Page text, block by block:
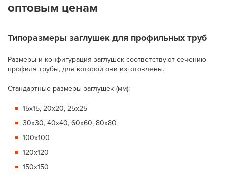
оптовым ценам
Типоразмеры заглушек для профильных труб
Размеры и конфигурация заглушек соответствуют сечению
профиля трубы, для которой они изготовлены.
Стандартные размеры заглушек (мм):
15х15, 20х20, 25х25
30х30, 40х40, 60х60, 80х80
100х100
120х120
150х150